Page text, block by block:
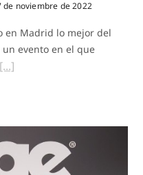
de noviembre de 2022
en Madrid lo mejor del
evento en el que